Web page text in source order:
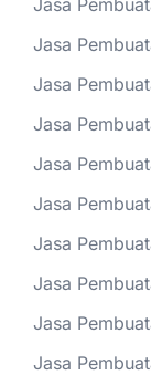
Jasa
Jasa
Jasa
Jasa
Jasa
Jasa
Jasa
Jasa
Jasa